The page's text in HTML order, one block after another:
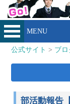
MENU
公式サイト > ブ
部活動報告